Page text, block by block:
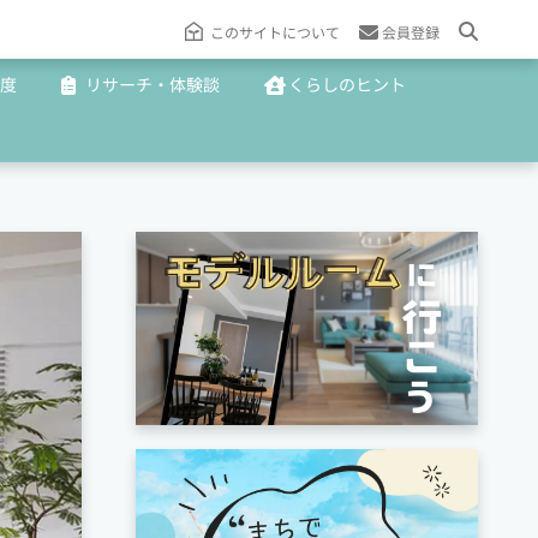
このサイトについて 会員登録
リサーチ・体験談 くらしのヒント